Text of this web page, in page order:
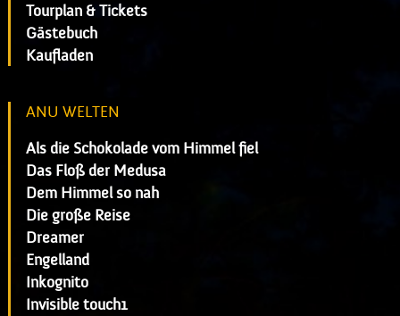
Tourplan & Tickets
Gästebuch
Kaufladen
ANU WELTEN
Als die Schokolade vom Himmel fiel
Das Floß der Medusa
Dem Himmel so nah
Die große Reise
Dreamer
Engelland
Inkognito
Invisible touch1